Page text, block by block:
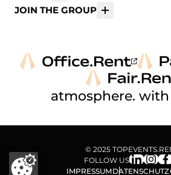
JOIN THE GROUP
atmosphere.
© 2025
FOLLOW US
IMPRESSUMDATENSCHUTZ